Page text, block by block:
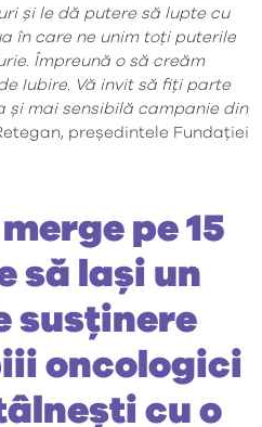
și le dă putere să lupte cu
în care ne unim toți puterile
Împreună o să creăm
Iubire. Vă invit să fiți parte
și mai sensibilă campanie din
președintele Fundației
pe 15
să lași un
susținere
oncologici
cu o